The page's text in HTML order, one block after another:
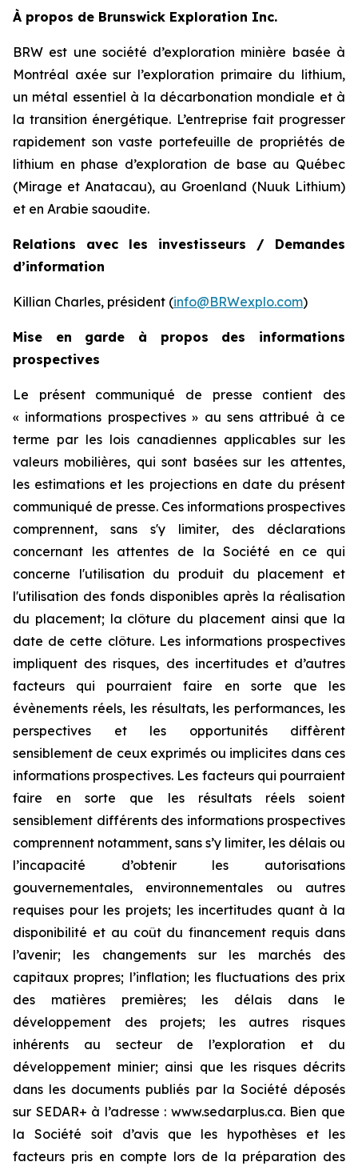
À propos de Brunswick Exploration Inc.
BRW est une société d’exploration minière basée à
Montréal axée sur l’exploration primaire du lithium,
un métal essentiel à la décarbonation mondiale et à
la transition énergétique. L’entreprise fait progresser
rapidement son vaste portefeuille de propriétés de
lithium en phase d’exploration de base au Québec
(Mirage et Anatacau), au Groenland (Nuuk Lithium)
et en Arabie saoudite.
Relations avec les investisseurs / Demandes
d’information
Killian Charles, président (info@BRWexplo.com)
Mise en garde à propos des informations
prospectives
Le présent communiqué de presse contient des
« informations prospectives » au sens attribué à ce
terme par les lois canadiennes applicables sur les
valeurs mobilières, qui sont basées sur les attentes,
les estimations et les projections en date du présent
communiqué de presse. Ces informations prospectives
comprennent, sans s'y limiter, des déclarations
concernant les attentes de la Société en ce qui
concerne l'utilisation du produit du placement et
l'utilisation des fonds disponibles après la réalisation
du placement; la clôture du placement ainsi que la
date de cette clôture. Les informations prospectives
impliquent des risques, des incertitudes et d’autres
facteurs qui pourraient faire en sorte que les
évènements réels, les résultats, les performances, les
perspectives et les opportunités diffèrent
sensiblement de ceux exprimés ou implicites dans ces
informations prospectives. Les facteurs qui pourraient
faire en sorte que les résultats réels soient
sensiblement différents des informations prospectives
comprennent notamment, sans s’y limiter, les délais ou
l’incapacité d’obtenir les autorisations
gouvernementales, environnementales ou autres
requises pour les projets; les incertitudes quant à la
disponibilité et au coût du financement requis dans
l’avenir; les changements sur les marchés des
capitaux propres; l’inflation; les fluctuations des prix
des matières premières; les délais dans le
développement des projets; les autres risques
inhérents au secteur de l’exploration et du
développement minier; ainsi que les risques décrits
dans les documents publiés par la Société déposés
sur SEDAR+ à l’adresse : www.sedarplus.ca. Bien que
la Société soit d’avis que les hypothèses et les
facteurs pris en compte lors de la préparation des